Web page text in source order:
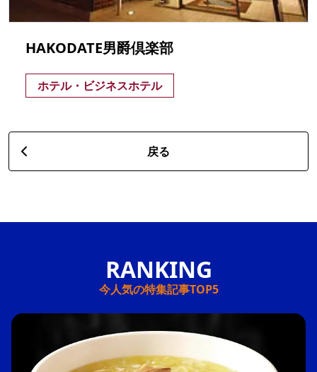
HAKODATE男爵倶楽部
ホテル・ビジネスホテル
戻る
今人気の特集記事TOP5